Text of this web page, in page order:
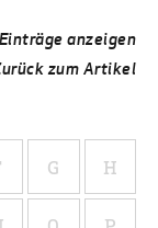
anzeigen
zum Artikel
G H